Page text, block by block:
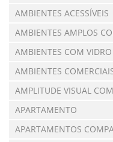
AMBIENTES ACESSÍVEIS
AMBIENTES AMPLOS
AMBIENTES COM
AMBIENTES
AMPLITUDE VISUAL
APARTAMENTO
APARTAMENTOS